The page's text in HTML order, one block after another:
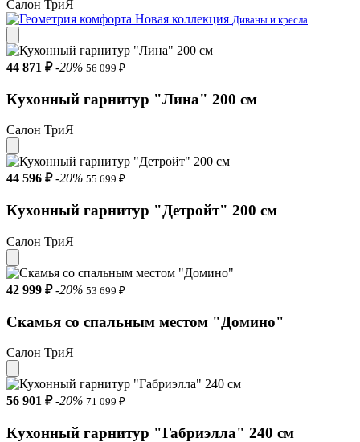
Салон ТриЯ
Новая коллекция Диваны и кресла
44 871 ₽ -20% 56 099 ₽
Кухонный гарнитур "Лина" 200 см
Салон ТриЯ
44 596 ₽ -20% 55 699 ₽
Кухонный гарнитур "Детройт" 200 см
Салон ТриЯ
42 999 ₽ -20% 53 699 ₽
Скамья со спальным местом "Домино"
Салон ТриЯ
56 901 ₽ -20% 71 099 ₽
Кухонный гарнитур "Габриэлла" 240 см